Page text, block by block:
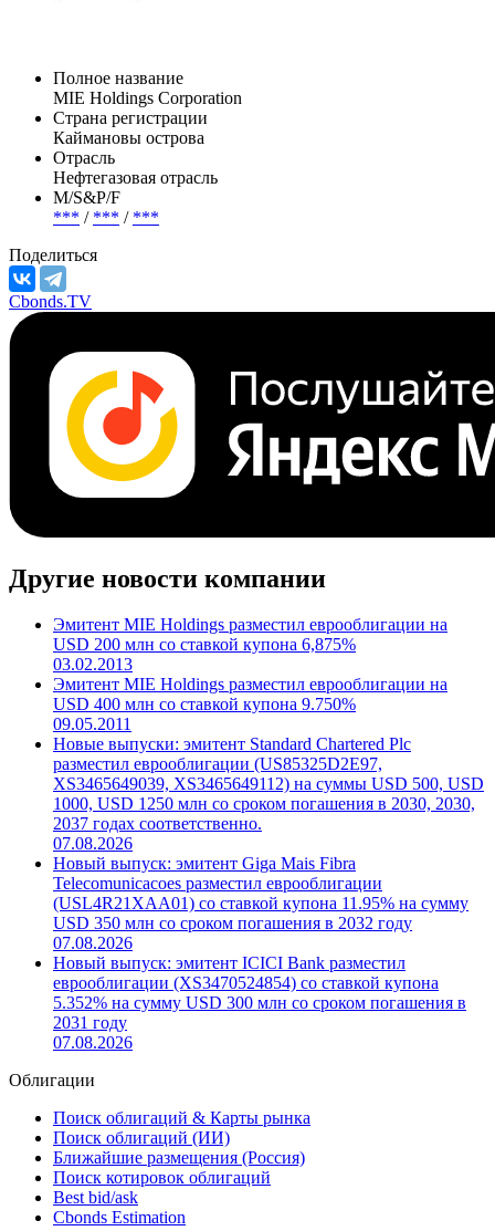
Полное название
MIE Holdings Corporation
Страна регистрации
Каймановы острова
Отрасль
Нефтегазовая отрасль
М/S&P/F
*** / *** / ***
Поделиться
Cbonds.TV
Другие новости компании
Эмитент MIE Holdings разместил еврооблигации на
USD 200 млн со ставкой купона 6,875%
03.02.2013
Эмитент MIE Holdings разместил еврооблигации на
USD 400 млн со ставкой купона 9.750%
09.05.2011
Новые выпуски: эмитент Standard Chartered Plc
разместил еврооблигации (US85325D2E97,
XS3465649039, XS3465649112) на суммы USD 500, USD
1000, USD 1250 млн со сроком погашения в 2030, 2030,
2037 годах соответственно.
07.08.2026
Новый выпуск: эмитент Giga Mais Fibra
Telecomunicacoes разместил еврооблигации
(USL4R21XAA01) со ставкой купона 11.95% на сумму
USD 350 млн со сроком погашения в 2032 году
07.08.2026
Новый выпуск: эмитент ICICI Bank разместил
еврооблигации (XS3470524854) со ставкой купона
5.352% на сумму USD 300 млн со сроком погашения в
2031 году
07.08.2026
Облигации
Поиск облигаций & Карты рынка
Поиск облигаций (ИИ)
Ближайшие размещения (Россия)
Поиск котировок облигаций
Best bid/ask
Cbonds Estimation